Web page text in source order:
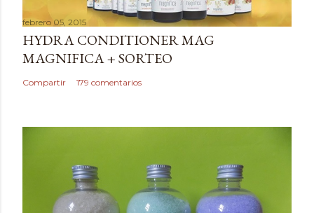
a
r
u
n
c
febrero 05, 2015
HYDRA CONDITIONER MAG
MAGNIFICA + SORTEO
Compartir 179 comentarios